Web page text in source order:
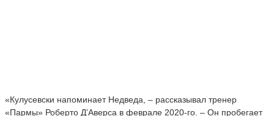
«Кулусевски напоминает Недведа, – рассказывал тренер
«Пармы» Роберто Д’Аверса в феврале 2020-го. – Он пробегает